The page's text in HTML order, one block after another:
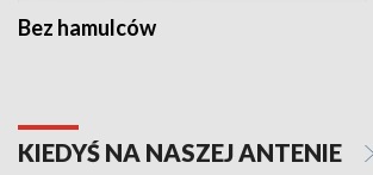
Bez hamulców
KIEDYŚ NA NASZEJ ANTENIE